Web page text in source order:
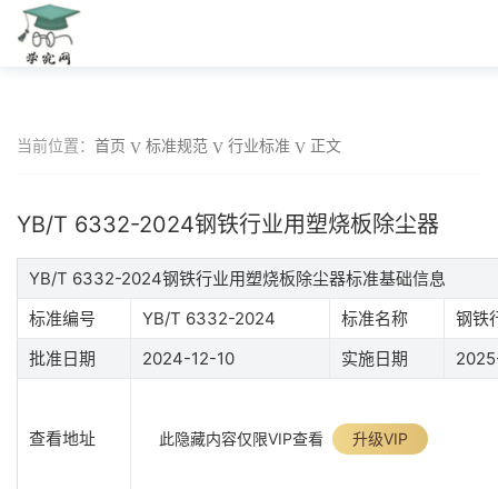
当前位置： 首页 标准规范 行业标准 正文
YB/T 6332-2024钢铁行业用塑烧板除尘器
YB/T 6332-2024钢铁行业用塑烧板除尘器标准基础信息
标准编号
YB/T 6332-2024 标准名称
钢铁
批准日期
2024-12-10 实施日期
查看地址 此隐藏内容仅限VIP查看 升级VIP